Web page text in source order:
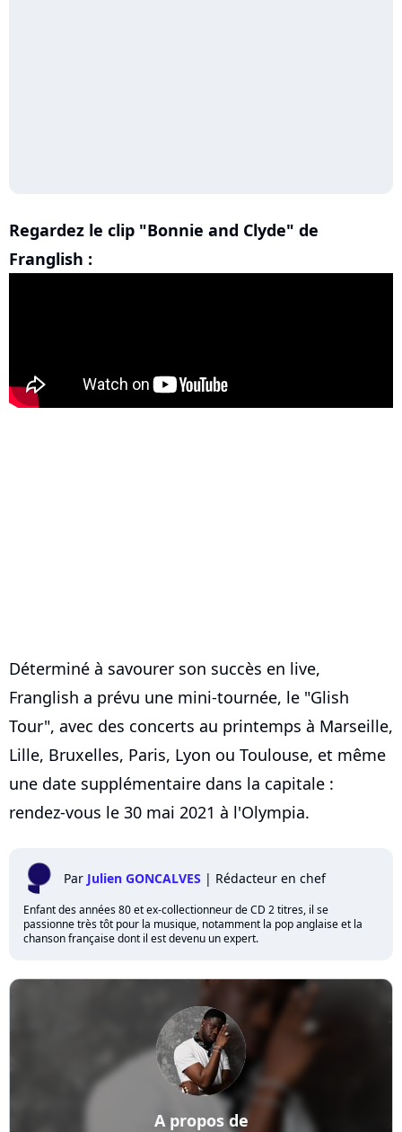
Regardez le clip "Bonnie and Clyde" de
Franglish :
Déterminé à savourer son succès en live,
Franglish a prévu une mini-tournée, le "Glish
Tour", avec des concerts au printemps à Marseille,
Lille, Bruxelles, Paris, Lyon ou Toulouse, et même
une date supplémentaire dans la capitale :
rendez-vous le 30 mai 2021 à l'Olympia.
Par Julien GONCALVES | Rédacteur en chef
Enfant des années 80 et ex-collectionneur de CD 2 titres, il se
passionne très tôt pour la musique, notamment la pop anglaise et la
chanson française dont il est devenu un expert.
A propos de